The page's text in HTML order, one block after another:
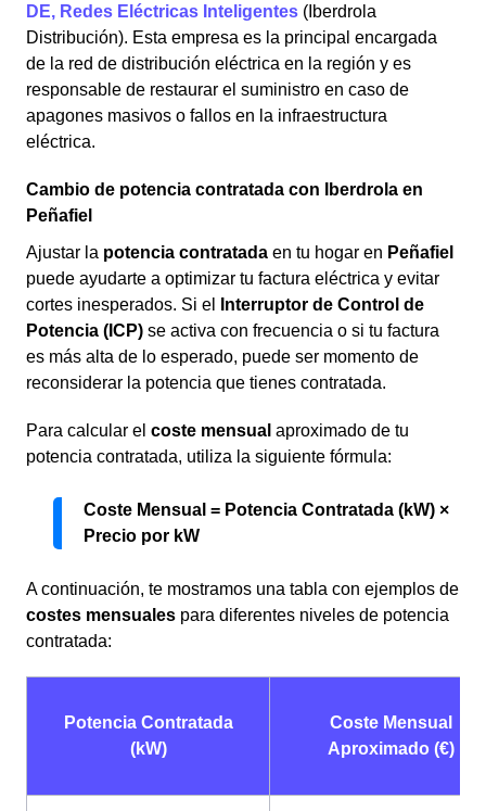
DE, Redes Eléctricas Inteligentes (Iberdrola
Distribución). Esta empresa es la principal encargada
de la red de distribución eléctrica en la región y es
responsable de restaurar el suministro en caso de
apagones masivos o fallos en la infraestructura
eléctrica.
Cambio de potencia contratada con Iberdrola en
Peñafiel
Ajustar la potencia contratada en tu hogar en Peñafiel
puede ayudarte a optimizar tu factura eléctrica y evitar
cortes inesperados. Si el
Interruptor de Control de
Potencia (ICP) se activa con frecuencia o si tu factura
es más alta de lo esperado, puede ser momento de
reconsiderar la potencia que tienes contratada.
Para calcular el coste mensual aproximado de tu
potencia contratada, utiliza la siguiente fórmula:
Coste Mensual = Potencia Contratada (kW) ×
Precio por kW
A continuación, te mostramos una tabla con ejemplos de
costes mensuales para diferentes niveles de potencia
contratada:
Potencia Contratada
(kW)
Coste Mensual
Aproximado (€)